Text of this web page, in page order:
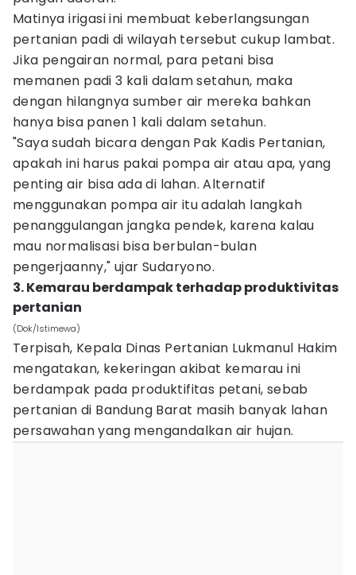
Matinya irigasi ini membuat keberlangsungan
pertanian padi di wilayah tersebut cukup lambat.
Jika pengairan normal, para petani bisa
memanen padi 3 kali dalam setahun, maka
dengan hilangnya sumber air mereka bahkan
hanya bisa panen 1 kali dalam setahun.
"Saya sudah bicara dengan Pak Kadis Pertanian,
apakah ini harus pakai pompa air atau apa, yang
penting air bisa ada di lahan. Alternatif
menggunakan pompa air itu adalah langkah
penanggulangan jangka pendek, karena kalau
mau normalisasi bisa berbulan-bulan
pengerjaanny," ujar Sudaryono.
3. Kemarau berdampak terhadap produktivitas
pertanian
(Dok/Istimewa)
Terpisah, Kepala Dinas Pertanian Lukmanul Hakim
mengatakan, kekeringan akibat kemarau ini
berdampak pada produktifitas petani, sebab
pertanian di Bandung Barat masih banyak lahan
persawahan yang mengandalkan air hujan.